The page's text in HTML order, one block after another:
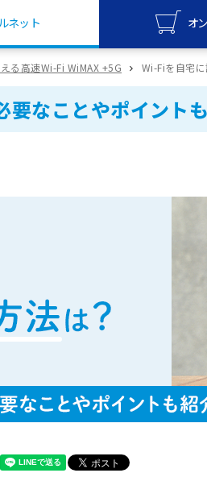
ネット オ
UQ
オンラ
UQ
オンラ
る高速Wi-Fi WiMAX +5G Wi-Fiを自宅
なことやポイント